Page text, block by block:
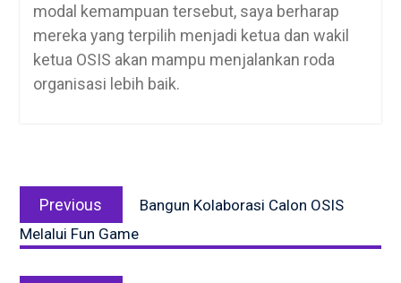
modal kemampuan tersebut, saya berharap
mereka yang terpilih menjadi ketua dan wakil
ketua OSIS akan mampu menjalankan roda
organisasi lebih baik.
navigation
Previous
post:
Bangun Kolaborasi Calon OSIS
Melalui Fun Game